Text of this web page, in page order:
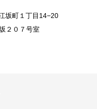
坂町１丁目14−20
２０７号室